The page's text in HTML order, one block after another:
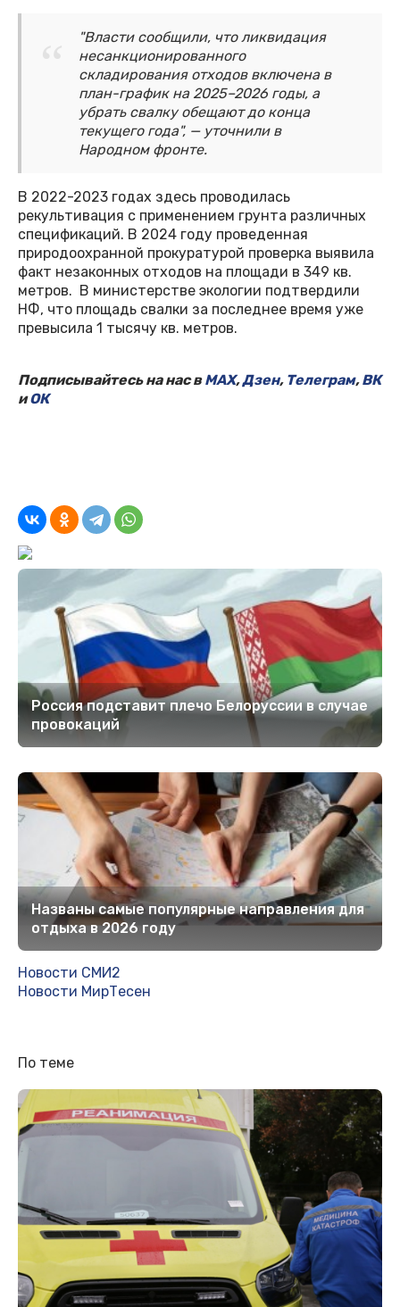
"Власти сообщили, что ликвидация
несанкционированного
складирования отходов включена в
план-график на 2025–2026 годы, а
убрать свалку обещают до конца
текущего года", — уточнили в
Народном фронте.
В 2022-2023 годах здесь проводилась
рекультивация с применением грунта различных
спецификаций. В 2024 году проведенная
природоохранной прокуратурой проверка выявила
факт незаконных отходов на площади в 349 кв.
метров. В министерстве экологии подтвердили
НФ, что площадь свалки за последнее время уже
превысила 1 тысячу кв. метров.
Подписывайтесь на нас вMAX,Дзен, Телеграм,ВК
иОК
Россия подставит плечо Белоруссии в случае
провокаций
Названы самые популярные направления для
отдыха в 2026 году
Новости СМИ2
Новости МирТесен
По теме